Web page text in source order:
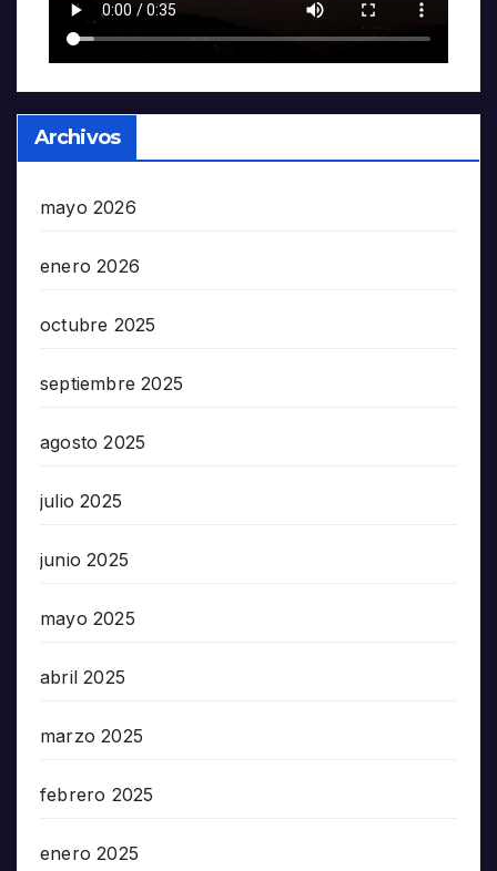
Archivos
mayo 2026
enero 2026
octubre 2025
septiembre 2025
agosto 2025
julio 2025
junio 2025
mayo 2025
abril 2025
marzo 2025
febrero 2025
enero 2025